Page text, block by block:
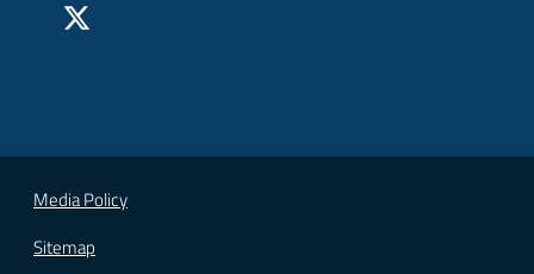
Pagina Facebook del Comune di San Donato Milanese
Vai alla pagina
Media Policy
Sitemap